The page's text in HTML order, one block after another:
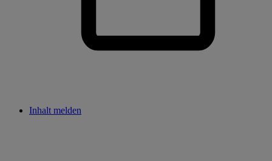
Inhalt melden